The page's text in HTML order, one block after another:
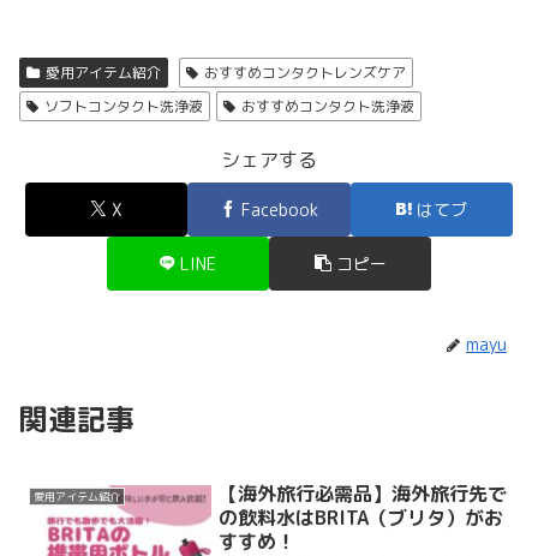
愛用アイテム紹介
おすすめコンタクトレンズケア
ソフトコンタクト洗浄液
おすすめコンタクト洗浄液
シェアする
X Facebook はてブ
LINE コピー
mayu
関連記事
愛用アイテム紹介
【海外旅行必需品】海外旅行先で
の飲料水はBRITA（ブリタ）がお
すすめ！